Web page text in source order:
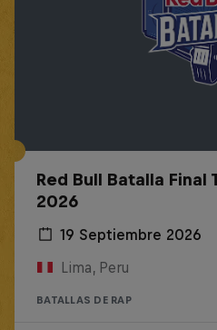
Red Bull Batalla Final
2026
19 Septiembre 2026
Lima, Peru
BATALLAS DE RAP